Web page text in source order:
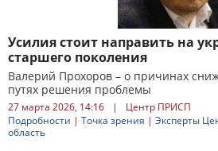
Усилия стоит направить на
старшего поколения
Валерий Прохоров – о причинах
путях решения проблемы
27 марта 2026, 14:16 |
Центр ПРИСП
Подробности | Точка зрения | Эксперты
область